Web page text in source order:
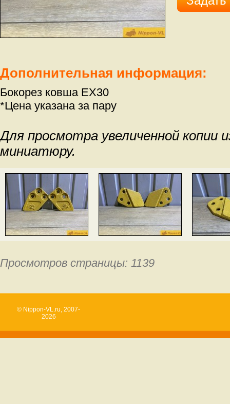
Дополнительная информация:
Бокорез ковша EX30
*Цена указана за пару
Для просмотра увеличенной копии
миниатюру.
Просмотров страницы: 1139
© Nippon-VL.ru, 2007-
2026